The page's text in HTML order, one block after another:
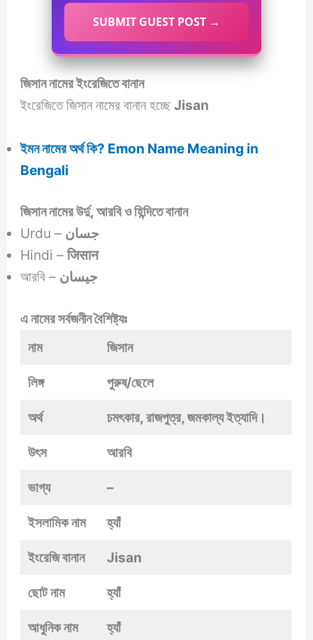
SUBMIT GUEST POST →
জিসান নামের ইংরেজিতে বানান
ইংরেজিতে জিসান নামের বানান হচ্ছেJisan
ইমন নামের অর্থ কি? Emon Name Meaning in
Bengali
জিসাননামের উর্দু, আরবি ও হিন্দিতে বানান
Urdu – جسان
Hindi –जिसान
আরবি – جيسان
এ নামের সর্বজনীন বৈশিষ্ট্যঃ
নাম
জিসান
লিঙ্গ পুরুষ/ছেলে
অর্থ চমৎকার, রাজপুত্র, জমকাল্য ইত্যাদি।
উৎস আরবি
ভাগ্য –
ইসলামিক নাম হ্যাঁ
ইংরেজি বানান Jisan
ছোট নাম হ্যাঁ
আধুনিক নাম হ্যাঁ